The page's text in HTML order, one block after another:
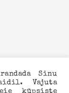
Sinu
Vajuta
küpsiste